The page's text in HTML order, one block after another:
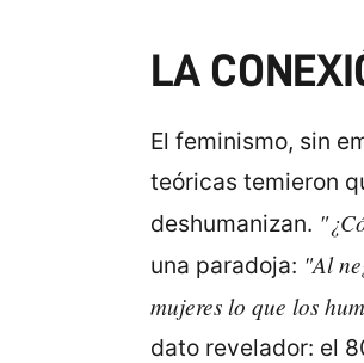
LA
El feminismo, sin
teóricas temieron
deshumanizan.
una paradoja: "Al
mujeres lo que los
dato revelador: el